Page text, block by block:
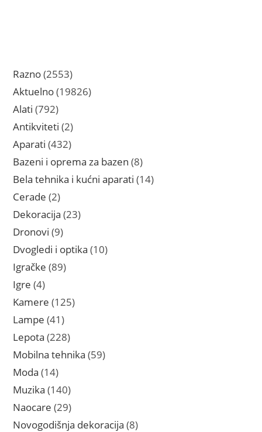
Razno 25532553
proizvoda
Aktuelno 1982619826
Alati 792792
proizvoda
Antikviteti 22
proizvoda
Aparati 432432
proizvoda
Bazeni i oprema za bazen 88
proizvoda
Bela tehnika i kućni aparati 1414
Cerade 22
proizvoda
Dekoracija 2323
Dronovi 99
proizvoda
Dvogledi i optika 1010
Igračke 8989
Igre 44
proizvoda
Kamere 125125
Lampe 4141
proizvod
Lepota 228228
proizvoda
Mobilna tehnika 5959
Moda 1414
proizvoda
Muzika 140140
proizvoda
Naocare 2929
proizvoda
Novogodišnja dekoracija 88